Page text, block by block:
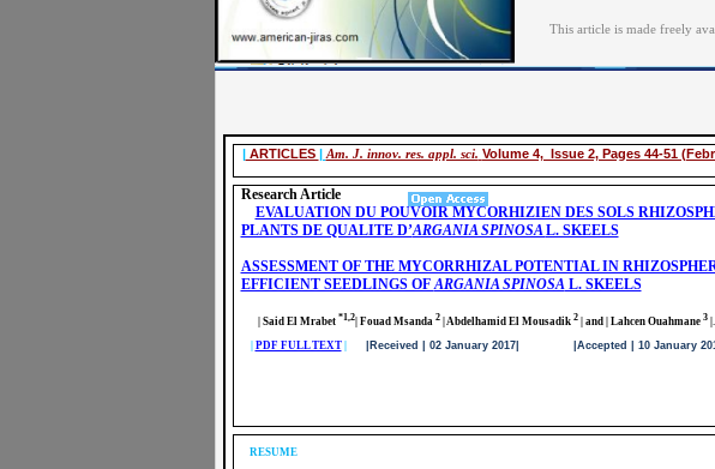
This article is made freely
|ARTICLES | Am. J. innov. res. appl. sci. Volume 4, Issue 2, Pages 44-51
RESUME
Research Article
EVALUATION DU POUVOIR MYCORHIZIEN DES SOLS
PLANTS DE QUALITE D’ARGANIA SPINOSAL. SKEELS
ASSESSMENT OF THE MYCORRHIZAL POTENTIAL IN
EFFICIENT SEEDLINGS OFARGANIA SPINOSAL. SKEELS
| Said El Mrabet *1,2| Fouad Msanda 2| Abdelhamid El Mousadik 2| and | Lahcen Ouahmane 3| .
PDF FULL TEXT| |Received | 02 January 2017| |Accepted | 10 January